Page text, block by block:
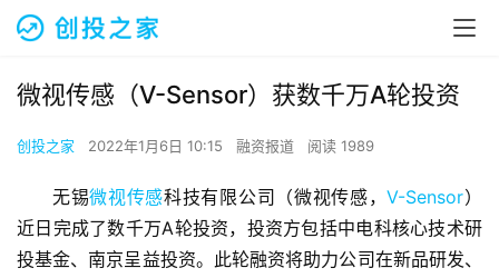
微视传感（V-Sensor）获数千万A轮投资
创投之家 2022年1月6日 10:15 融资报道 阅读 1989
无锡微视传感科技有限公司（微视传感，V-Sensor）
近日完成了数千万A轮投资，投资方包括中电科核心技术研
投基金、南京呈益投资。此轮融资将助力公司在新品研发、